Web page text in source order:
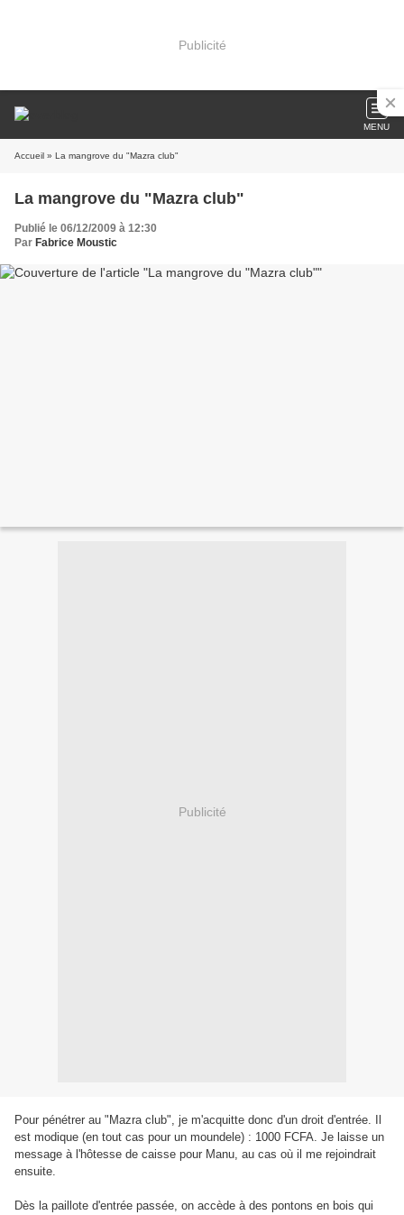
Publicité
MENU
Accueil » La mangrove du "Mazra club"
La mangrove du "Mazra club"
Publié le 06/12/2009 à 12:30
Par Fabrice Moustic
Publicité
Pour pénétrer au "Mazra club", je m'acquitte donc d'un droit d'entrée. Il
est modique (en tout cas pour un moundele) : 1000 FCFA. Je laisse un
message à l'hôtesse de caisse pour Manu, au cas où il me rejoindrait
ensuite.
Dès la paillote d'entrée passée, on accède à des pontons en bois qui